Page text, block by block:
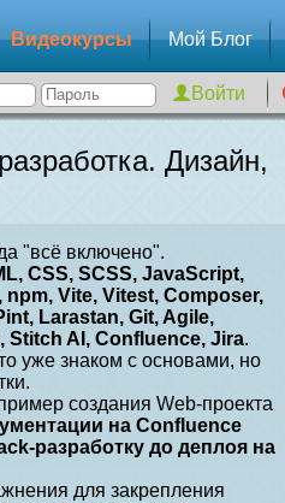
Видеокурсы Мой Блог
Дизайн,
"всё включено".
CSS, SCSS, JavaScript,
npm, Vite, Vitest, Composer,
Larastan, Git, Agile,
Stitch AI, Confluence, Jira.
уже знаком с основами, но
создания Web-проекта
на Confluence
разработку до деплоя на
для закрепления